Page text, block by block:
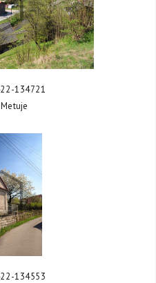
FOTKU
134721
FOTKU
134553